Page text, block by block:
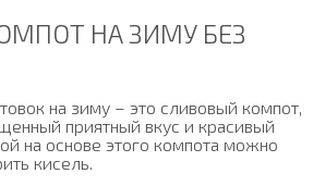
НА ЗИМУ БЕЗ
на зиму – это сливовый компот,
приятный вкус и красивый
на основе этого компота можно
кисель.